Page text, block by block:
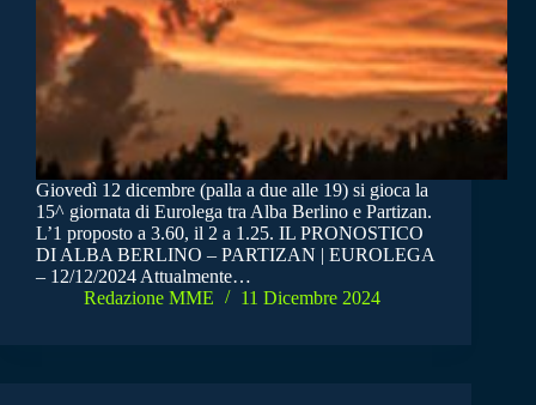
Giovedì 12 dicembre (palla a due alle 19) si gioca la
15^ giornata di Eurolega tra Alba Berlino e Partizan.
L’1 proposto a 3.60, il 2 a 1.25. IL PRONOSTICO
DI ALBA BERLINO – PARTIZAN | EUROLEGA
– 12/12/2024 Attualmente…
Redazione MME
11 Dicembre 2024